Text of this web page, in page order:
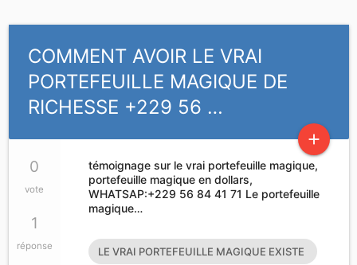
COMMENT AVOIR LE VRAI
PORTEFEUILLE MAGIQUE DE
RICHESSE +229 56 …
add
0
vote
1
réponse
témoignage sur le vrai portefeuille magique,
portefeuille magique en dollars,
WHATSAP:+229 56 84 41 71 Le portefeuille
magique…
LE VRAI PORTEFEUILLE MAGIQUE EXISTE